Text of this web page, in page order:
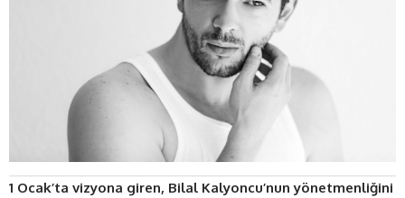
1 Ocak’ta vizyona giren, Bilal Kalyoncu’nun yönetmenliğini